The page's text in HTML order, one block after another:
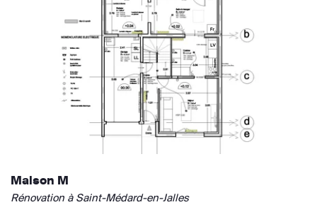
Maison M
Rénovation à Saint-Médard-en-Jalles